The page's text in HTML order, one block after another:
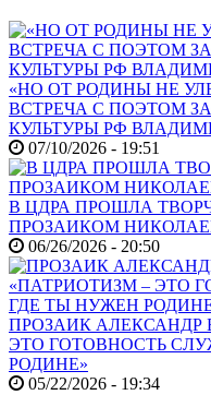
«НО ОТ РОДИНЫ НЕ
ВСТРЕЧА С ПОЭТОМ
КУЛЬТУРЫ РФ
07/10/2026 - 19:51
В ЦДРА ПРОШЛА
ПРОЗАИКОМ
06/26/2026 - 20:50
ПРОЗАИК АЛЕКСАНДР
ЭТО ГОТОВНОСТЬ
РОДИНЕ»
05/22/2026 - 19:34